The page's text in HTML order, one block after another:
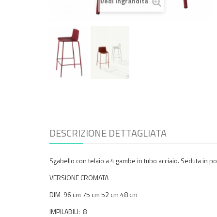
DESCRIZIONE DETTAGLIATA
Sgabello con telaio a 4 gambe in tubo acciaio. Seduta in
VERSIONE CROMATA
DIM 96 cm 75 cm 52 cm 48 cm
IMPILABILI: 8